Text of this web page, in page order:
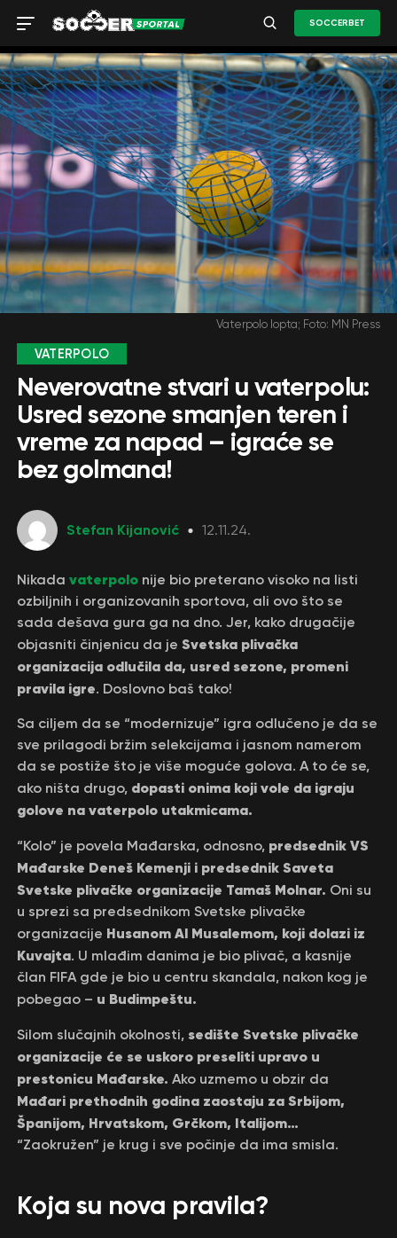
SOCCERBET
Vaterpolo lopta; Foto: MN Press
VATERPOLO
Neverovatne stvari u vaterpolu:
Usred sezone smanjen teren i
vreme za napad – igraće se
bez golmana!
Stefan Kijanović 12.11.24.
Nikada vaterpolo nije bio preterano visoko na listi
ozbiljnih i organizovanih sportova, ali ovo što se
sada dešava gura ga na dno. Jer, kako drugačije
objasniti činjenicu da je Svetska plivačka
organizacija odlučila da, usred sezone, promeni
pravila igre. Doslovno baš tako!
Sa ciljem da se “modernizuje” igra odlučeno je da se
sve prilagodi bržim selekcijama i jasnom namerom
da se postiže što je više moguće golova. A to će se,
ako ništa drugo, dopasti onima koji vole da igraju
golove na vaterpolo utakmicama.
“Kolo” je povela Mađarska, odnosno, predsednik VS
Mađarske Deneš Kemenji i predsednik Saveta
Svetske plivačke organizacije Tamaš Molnar. Oni su
u sprezi sa predsednikom Svetske plivačke
organizacije Husanom Al Musalemom, koji dolazi iz
Kuvajta. U mlađim danima je bio plivač, a kasnije
član FIFA gde je bio u centru skandala, nakon kog je
pobegao – u Budimpeštu.
Silom slučajnih okolnosti,sedište Svetske plivačke
organizacije će se uskoro preseliti upravo u
prestonicu Mađarske. Ako uzmemo u obzir da
Mađari prethodnih godina zaostaju za Srbijom,
Španijom, Hrvatskom, Grčkom, Italijom…
“Zaokružen” je krug i sve počinje da ima smisla.
Koja su nova pravila?